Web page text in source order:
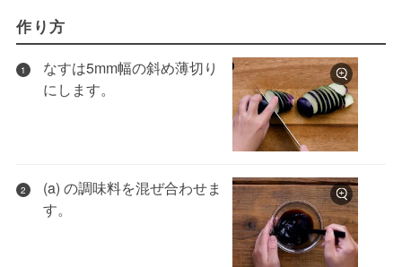
作り方
1
なすは5mm幅の斜め薄切り
にします。
2
(a) の調味料を混ぜ合わせま
す。